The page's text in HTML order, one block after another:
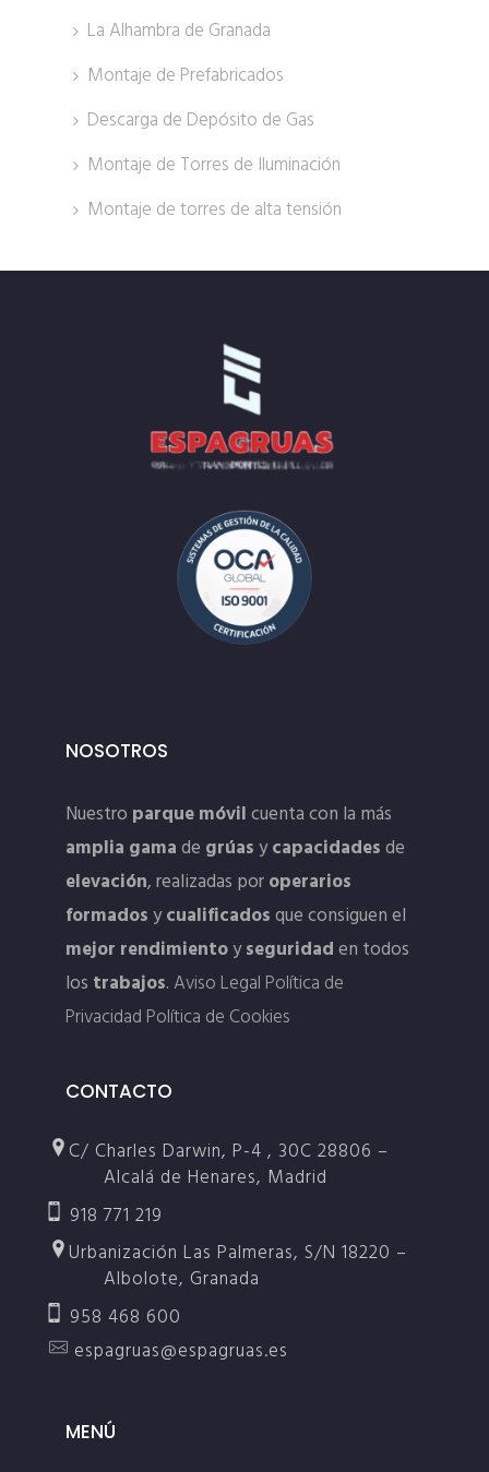
La Alhambra de Granada
Montaje de Prefabricados
Descarga de Depósito de Gas
Montaje de Torres de Iluminación
Montaje de torres de alta tensión
NOSOTROS
Nuestro parque móvil cuenta con la más
amplia gama de grúas ycapacidades de
elevación, realizadas por operarios
formados ycualificados que consiguen el
mejor rendimientoyseguridad en todos
los trabajos. Aviso Legal Política de
Privacidad Política de Cookies
CONTACTO
C/ Charles Darwin, P-4 , 30C 28806 –
Alcalá de Henares, Madrid
918 771 219
Urbanización Las Palmeras, S/N 18220 –
Albolote, Granada
958 468 600
espagruas@espagruas.es
MENÚ